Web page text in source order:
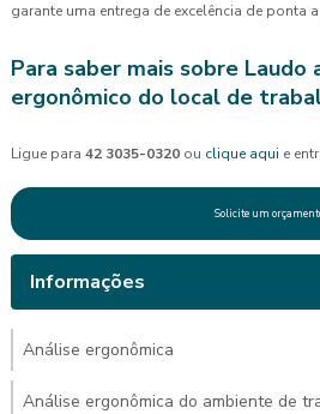
garante uma entrega de excelência de ponta
Para saber mais sobre Laudo
ergonômico do local de
Ligue para 42 3035-0320 ou clique aqui e
Solicite um
Informações
Análise ergonômica
Análise ergonômica do ambiente de